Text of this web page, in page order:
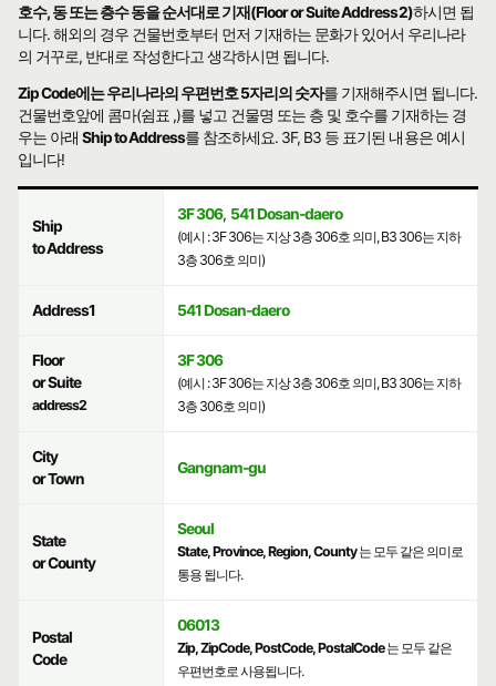
호수, 동 또는 층수 동을 순서대로 기재(Floor or Suite Address2)하시면 됩
니다. 해외의 경우 건물번호부터 먼저 기재하는 문화가 있어서 우리나라
의 거꾸로, 반대로 작성한다고 생각하시면 됩니다.
Zip Code에는 우리나라의 우편번호 5자리의 숫자를 기재해주시면 됩니다.
건물번호앞에 콤마(쉼표 ,)를 넣고 건물명 또는 층 및 호수를 기재하는 경
우는 아래Ship to Address를 참조하세요. 3F, B3 등 표기된 내용은 예시
입니다!
Ship
to Address
3F 306, 541 Dosan-daero
(예시 : 3F 306는 지상 3층 306호 의미, B3 306는 지하
3층 306호 의미)
Address1 541 Dosan-daero
Floor
or Suite
address2
3F 306
(예시 : 3F 306는 지상 3층 306호 의미, B3 306는 지하
3층 306호 의미)
City
or Town
Gangnam-gu
State
or County
Seoul
State, Province, Region, County는 모두 같은 의미로
통용 됩니다.
Postal
Code
06013
Zip, ZipCode, PostCode, PostalCode는 모두 같은
우편번호로 사용됩니다.